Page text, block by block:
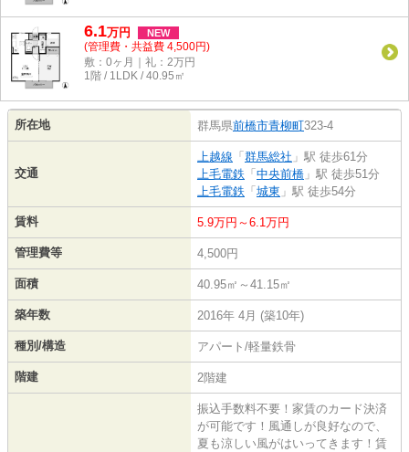
6.1万円 NEW
(管理費・共益費 4,500円)
敷：0ヶ月｜礼：2万円
1階 / 1LDK / 40.95㎡
所在地 群馬県前橋市青柳町323-4
交通
上越線 「 群馬総社 」駅 徒歩61分
上毛電鉄 「 中央前橋 」駅 徒歩51分
上毛電鉄 「 城東 」駅 徒歩54分
賃料 5.9万円～6.1万円
管理費等 4,500円
面積 40.95㎡～41.15㎡
築年数 2016年 4月 (築10年)
種別/構造 アパート/軽量鉄骨
階建 2階建
振込手数料不要！家賃のカード決済
が可能です！風通しが良好なので、
夏も涼しい風がはいってきます！賃